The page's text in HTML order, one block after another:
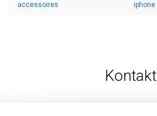
accessoires
iphone
Kontakt